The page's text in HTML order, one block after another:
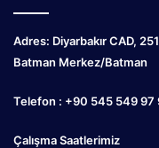
Adres: Diyarbakır CAD,
Batman Merkez/Batman
Telefon : +90 545 549 97
Çalışma Saatlerimiz